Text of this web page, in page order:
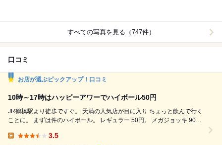
すべての写真を見る（747件）
口コミ
お店が選ぶピックアップ！口コミ
10時～17時はハッピーアワーでハイボール50円
JR鶴橋駅より徒歩ですぐ。 天満の人気店が目に入り ちょっと飲んで行く
ことに。 まずは件のハイボール。 レギュラー 50円。 メガジョッキ 90円
ずり。 では実食！ 最初にお通しのキャベツ到着。 量多く価格も安いので
3.5